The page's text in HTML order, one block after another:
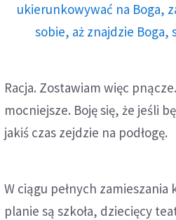
ukierunkowywać na Boga,
sobie, aż znajdzie
Racja. Zostawiam więc
mocniejsze. Boję się, że jeśli
jakiś czas zejdzie na podłogę.
W ciągu pełnych
planie są szkoła, dziecięcy